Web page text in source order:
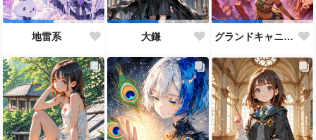
地雷系 大鎌 グランドキャニオン